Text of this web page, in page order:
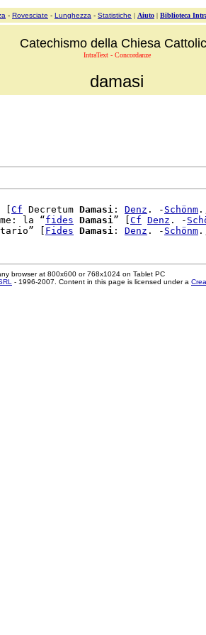
- Rovesciate - Lunghezza - Statistiche | Aiuto | Biblioteca
Catechismo della Chiesa
IntraText - Concordanze
damasi
[ Cf Decretum Damasi : Denz . - Schönm
la “fides Damasi” [ Cf Denz . -
[ Fides Damasi : Denz . - Schönm
browser at 800x600 or 768x1024 on Tablet PC
- 1996-2007. Content in this page is licensed under a